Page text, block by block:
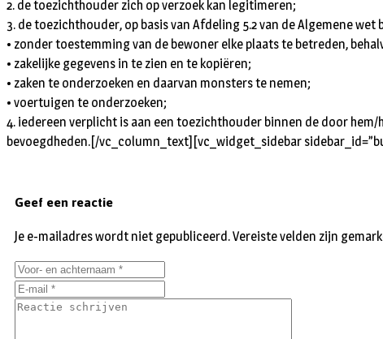
2. de toezichthouder zich op verzoek kan legitimeren;
3. de toezichthouder, op basis van Afdeling 5.2 van de Algemene
• zonder toestemming van de bewoner elke plaats te betreden,
• zakelijke gegevens in te zien en te kopiëren;
• zaken te onderzoeken en daarvan monsters te nemen;
• voertuigen te onderzoeken;
4. iedereen verplicht is aan een toezichthouder binnen de door
bevoegdheden.[/vc_column_text][vc_widget_sidebar
Geef een reactie
Je e-mailadres wordt niet gepubliceerd.Vereiste velden zijn